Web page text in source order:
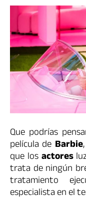
Que podrías
película de Barbie
que losactores
trata de ningún
tratamiento
especialista en el